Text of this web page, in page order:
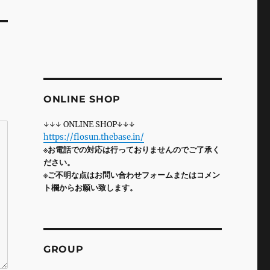
ONLINE SHOP
↓↓↓ ONLINE SHOP↓↓↓
https://flosun.thebase.in/
※お電話での対応は行っておりませんのでご了承く
ださい。
※ご不明な点はお問い合わせフォームまたはコメン
ト欄からお願い致します。
GROUP